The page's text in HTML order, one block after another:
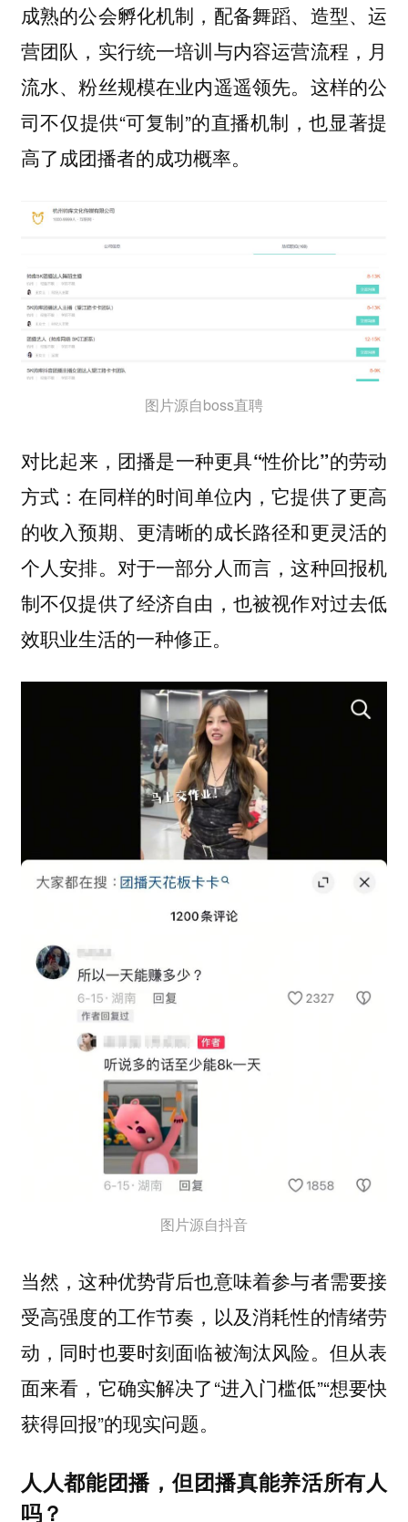
成熟的公会孵化机制，配备舞蹈、造型、运
营团队，实行统一培训与内容运营流程，月
流水、粉丝规模在业内遥遥领先。这样的公
司不仅提供“可复制”的直播机制，也显著提
高了成团播者的成功概率。
图片源自boss直聘
对比起来， 团播是一种更具“性价比”的劳动
方式 ：在同样的时间单位内，它提供了更高
的收入预期、更清晰的成长路径和更灵活的
个人安排。对于一部分人而言，这种回报机
制不仅提供了经济自由，也被视作对过去低
效职业生活的一种修正。
图片源自抖音
当然，这种优势背后也意味着参与者需要接
受高强度的工作节奏，以及消耗性的情绪劳
动，同时也要时刻面临被淘汰风险。但从表
面来看，它确实解决了“进入门槛低”“想要快
获得回报”的现实问题。
人人都能团播，但团播真能养活所有人
吗？